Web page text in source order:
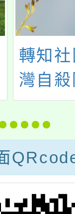
轉知
灣自
訂於
27日
「第
自殺
訓練